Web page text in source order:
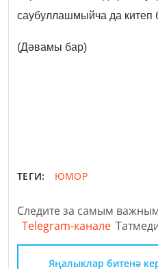
саубуллашмыйча да китеп
(Дәвамы бар)
ТЕГИ: ЮМОР
Следите за самым
Telegram-канале
Яңалыклар битенә